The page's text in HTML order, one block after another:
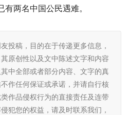
两名中国公民遇难。
投稿，目的在于传递更多信息，
原创性以及文中陈述文字和内容
中全部或者部分内容、文字的真
作任何保证或承诺，并请自行核
作品侵权行为的直接责任及连带
犯您的权益，请及时联系我们，